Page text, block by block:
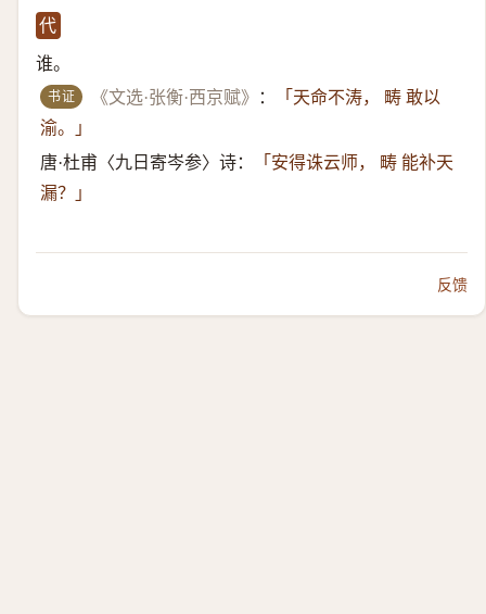
代
谁。
书证 《文选·张衡·西京赋》 ：
「天命不涛， 畴 敢以
渝。」
唐·杜甫〈九日寄岑参〉诗：
「安得诛云师， 畴 能补天
漏？」
反馈